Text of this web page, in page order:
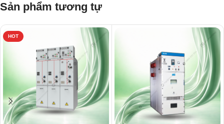
Sản phẩm tương tự
HOT